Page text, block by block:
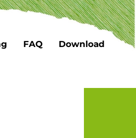
FAQ Download